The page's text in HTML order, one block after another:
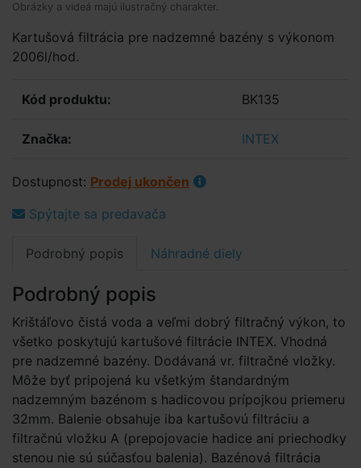
Obrázky a videá majú ilustračný charakter.
Kartušová filtrácia pre nadzemné bazény s výkonom
2006l/hod.
Kód produktu: BK135
Značka: INTEX
Dostupnost: Prodej ukončen
Spýtajte sa predavača
Podrobný popis Náhradné diely
Podrobný popis
Krištáľovo čistá voda a veľmi dobrý filtračný výkon, to
všetko poskytujú kartušové filtrácie INTEX. Vhodná
pre nadzemné bazény. Dodávaná vr. filtračné vložky.
Môže byť pripojená ku všetkým štandardným
nadzemným bazénom s hadicovou prípojkou priemeru
32mm. Balenie obsahuje iba kartušovú filtráciu a
filtračnú vložku A (prepojovacie hadice ani priechodky
stenou nie sú súčasťou balenia). Bazénová filtrácia